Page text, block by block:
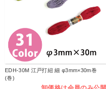
EDH-30M 江戸打紐 細 φ3mm×30m巻
(巻)